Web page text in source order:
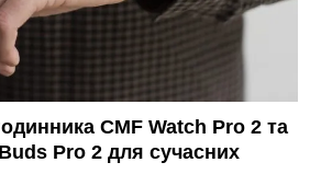
CMF Watch Pro 2 та
Pro 2 для сучасних